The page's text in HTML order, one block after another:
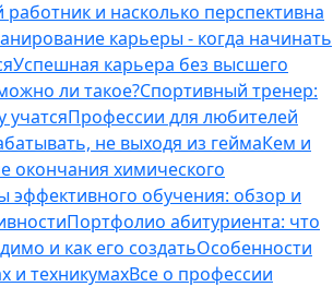
и насколько перспективна
карьеры - когда начинать
Успешная карьера без высшего
ли такое?Спортивный тренер:
учатсяПрофессии для любителей
не выходя из геймаКем и
окончания химического
эффективного обучения: обзор и
Портфолио абитуриента: что
и как его создатьОсобенности
и техникумахВсе о профессии